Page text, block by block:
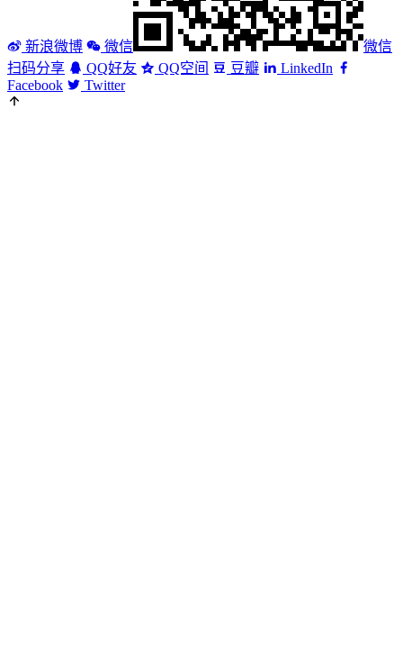
新浪微博 微信
微信
扫码分享
QQ好友 QQ空间 豆瓣
LinkedIn
Facebook
Twitter